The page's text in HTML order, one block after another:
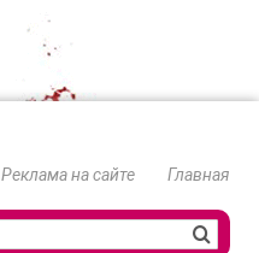
Реклама на сайте Главная